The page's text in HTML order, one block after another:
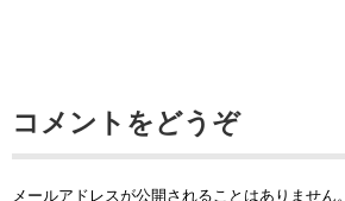
コメントをどうぞ
メールアドレスが公開されることはありません。